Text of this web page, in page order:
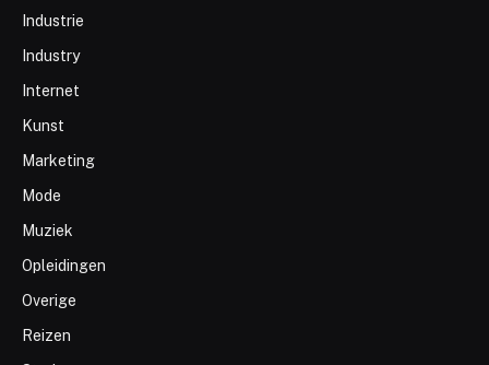
Industrie
Industry
Internet
Kunst
Marketing
Mode
Muziek
Opleidingen
Overige
Reizen